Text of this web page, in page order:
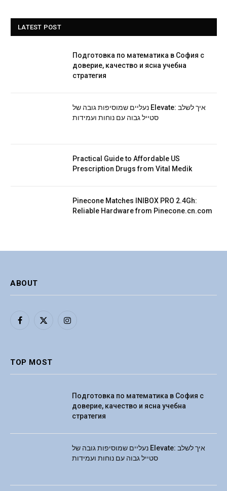
LATEST POST
Подготовка по математика в София с
доверие, качество и ясна учебна
стратегия
נעליים שמוסיפות גובה של Elevate: איך לשלב
סטייל גבוה עם נוחות ועמידות
Practical Guide to Affordable US
Prescription Drugs from Vital Medik
Pinecone Matches INIBOX PRO 2.4Gh:
Reliable Hardware from Pinecone.cn.com
ABOUT
Facebook
X
Instagram
TOP MOST
Подготовка по математика в София с
доверие, качество и ясна учебна
стратегия
נעליים שמוסיפות גובה של Elevate: איך לשלב
סטייל גבוה עם נוחות ועמידות